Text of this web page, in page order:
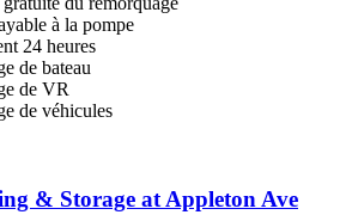
à la pompe
24 heures
de bateau
de VR
de véhicules
& Storage at Appleton Ave